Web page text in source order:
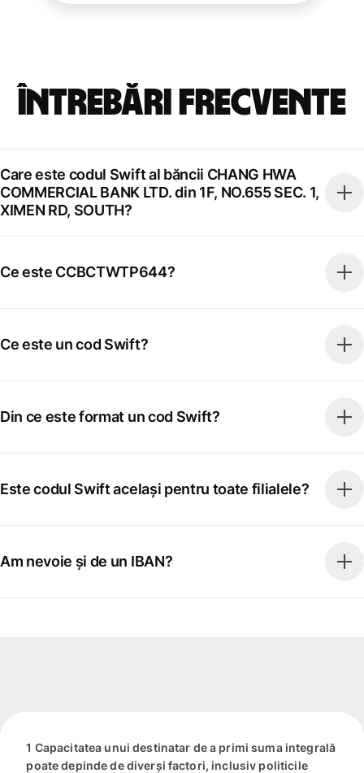
Întrebări frecvente
Care este codul Swift al băncii CHANG HWA
COMMERCIAL BANK LTD. din 1F, NO.655 SEC. 1,
XIMEN RD, SOUTH?
Ce este CCBCTWTP644?
Ce este un cod Swift?
Din ce este format un cod Swift?
Este codul Swift același pentru toate filialele?
Am nevoie și de un IBAN?
1 Capacitatea unui destinatar de a primi suma integrală
poate depinde de diverși factori, inclusiv politicile